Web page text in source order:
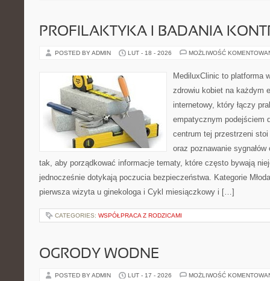
PROFILAKTYKA I BADANIA
POSTED BY ADMIN LUT - 18 - 2026 MOŻLIWOŚĆ
MediluxClinic to platforma
zdrowiu kobiet na każdym
internetowy, który łączy
empatycznym podejściem
centrum tej przestrzeni
oraz poznawanie
tak, aby porządkować informacje tematy, które często bywają
jednocześnie dotykają poczucia bezpieczeństwa. Kategorie
pierwsza wizyta u ginekologa i Cykl miesiączkowy i […]
CATEGORIES: WSPÓŁPRACA Z RODZICAMI
OGRODY WODNE
POSTED BY ADMIN LUT - 17 - 2026 MOŻLIWOŚĆ